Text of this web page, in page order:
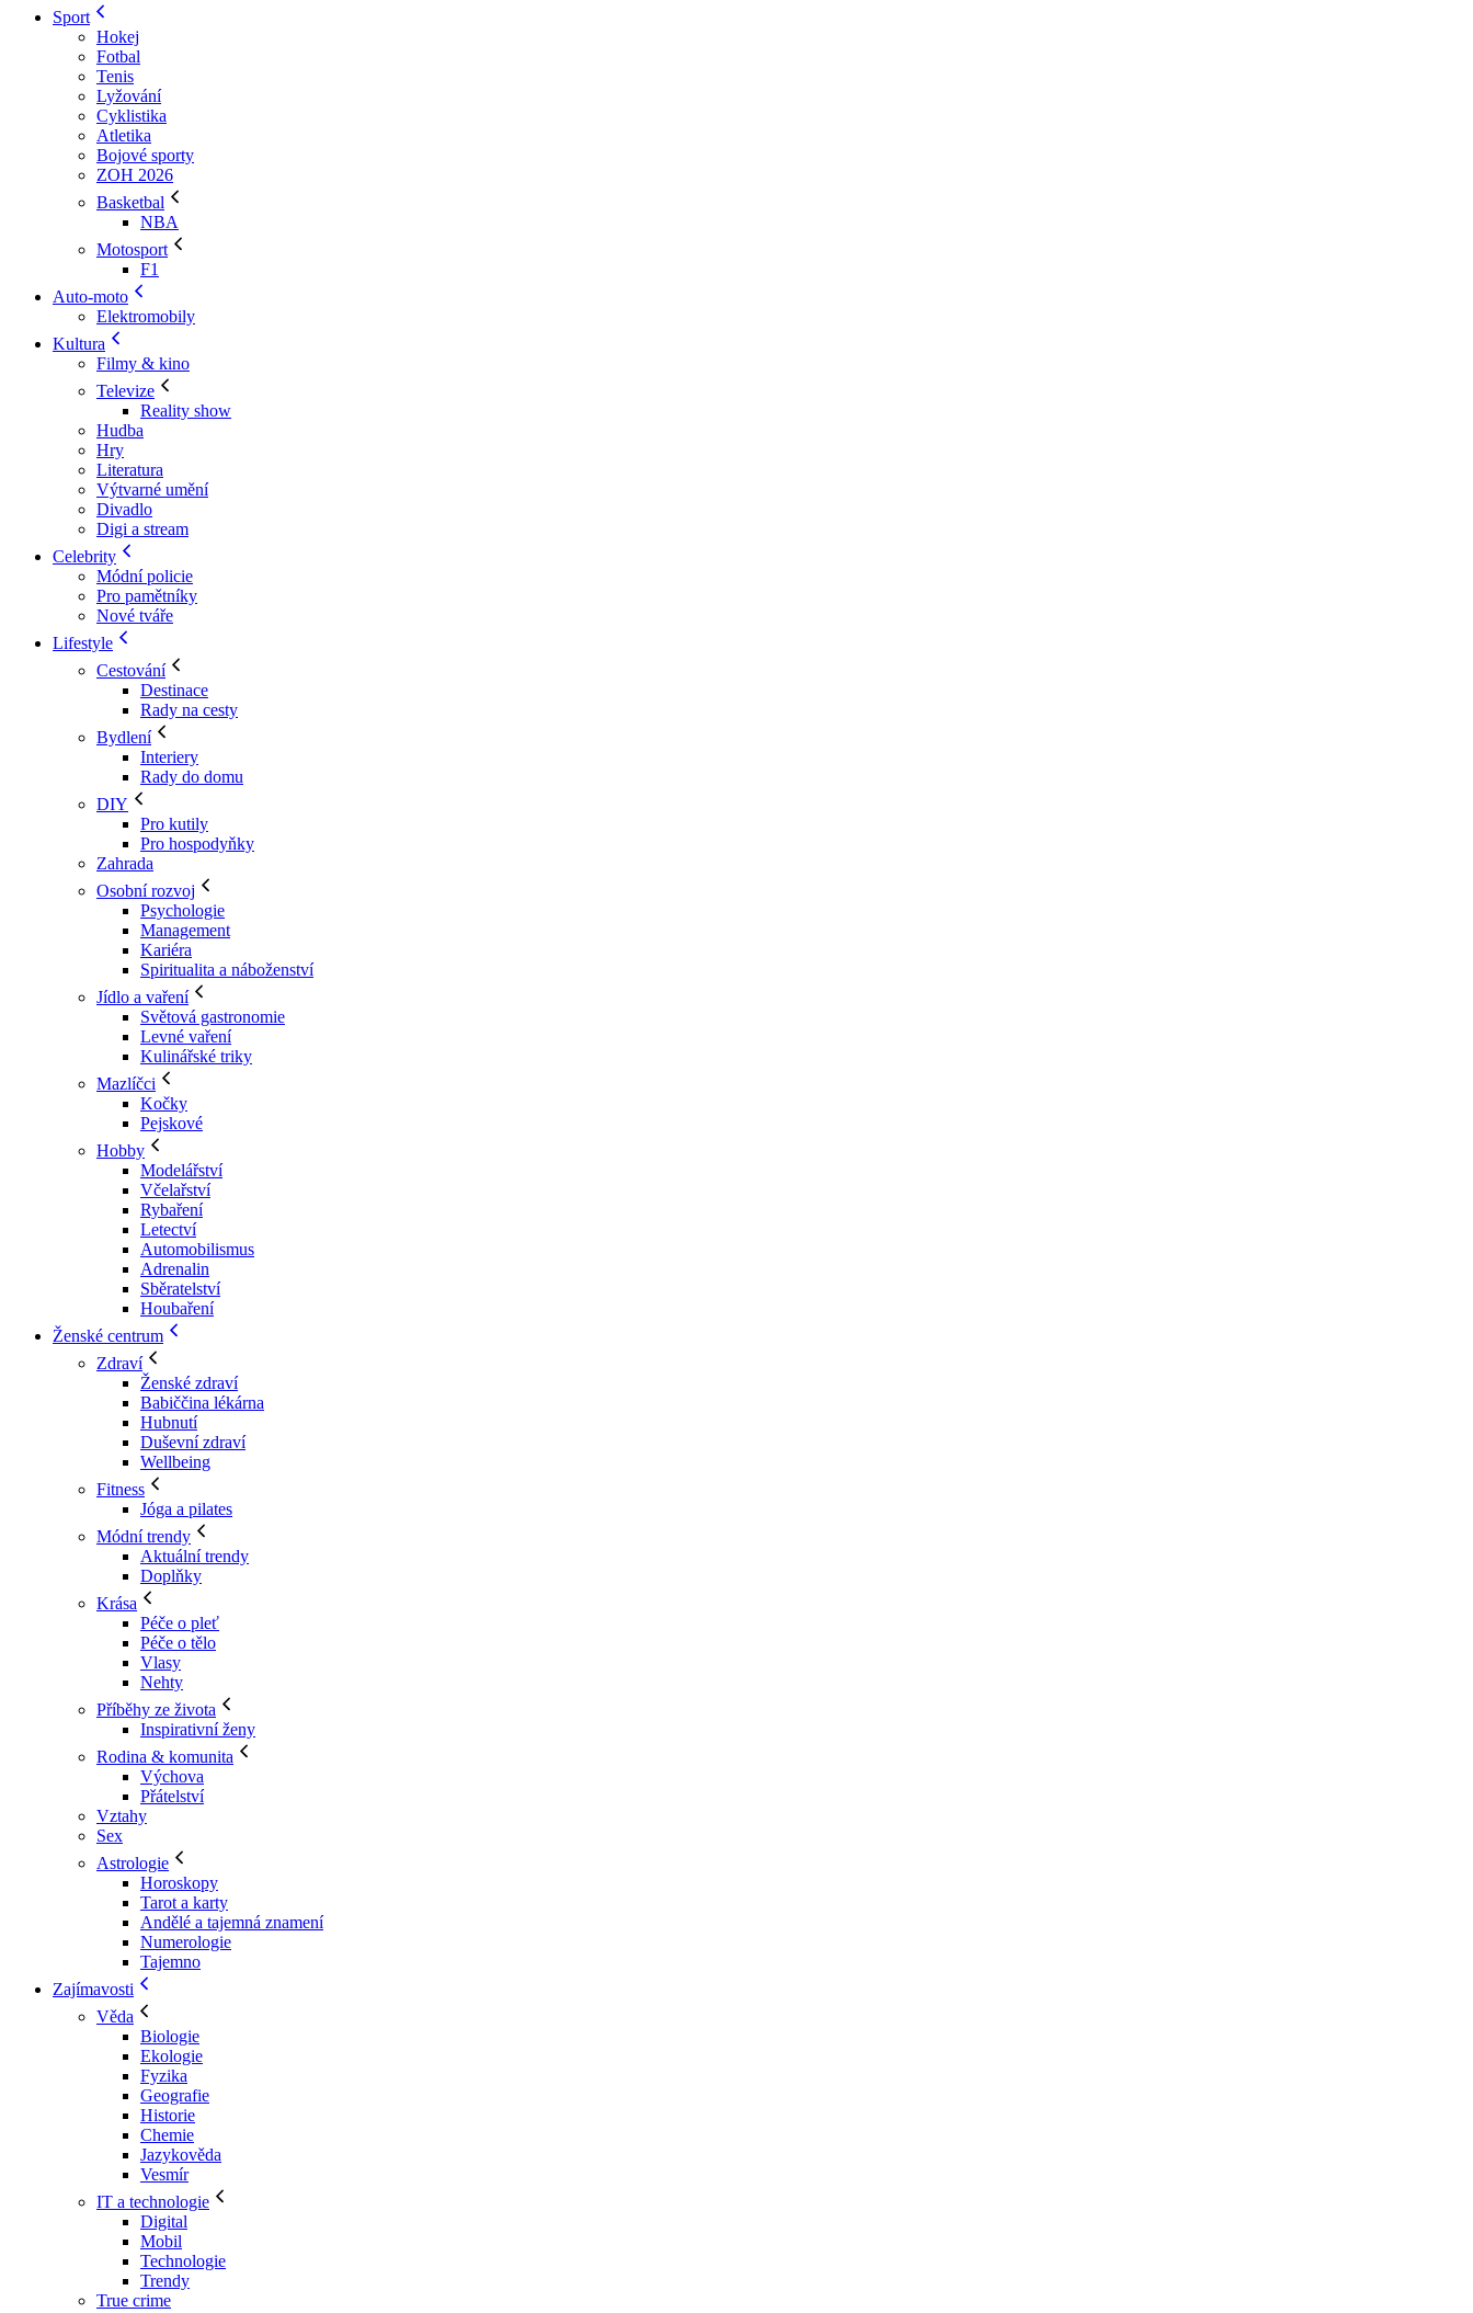
Sport
Hokej
Fotbal
Tenis
Lyžování
Cyklistika
Atletika
Bojové sporty
ZOH 2026
Basketbal
NBA
Motosport
F1
Auto-moto
Elektromobily
Kultura
Filmy & kino
Televize
Reality show
Hudba
Hry
Literatura
Výtvarné umění
Divadlo
Digi a stream
Celebrity
Módní policie
Pro pamětníky
Nové tváře
Lifestyle
Cestování
Destinace
Rady na cesty
Bydlení
Interiery
Rady do domu
DIY
Pro kutily
Pro hospodyňky
Zahrada
Osobní rozvoj
Psychologie
Management
Kariéra
Spiritualita a náboženství
Jídlo a vaření
Světová gastronomie
Levné vaření
Kulinářské triky
Mazlíčci
Kočky
Pejskové
Hobby
Modelářství
Včelařství
Rybaření
Letectví
Automobilismus
Adrenalin
Sběratelství
Houbaření
Ženské centrum
Zdraví
Ženské zdraví
Babiččina lékárna
Hubnutí
Duševní zdraví
Wellbeing
Fitness
Jóga a pilates
Módní trendy
Aktuální trendy
Doplňky
Krása
Péče o pleť
Péče o tělo
Vlasy
Nehty
Příběhy ze života
Inspirativní ženy
Rodina & komunita
Výchova
Přátelství
Vztahy
Sex
Astrologie
Horoskopy
Tarot a karty
Andělé a tajemná znamení
Numerologie
Tajemno
Zajímavosti
Věda
Biologie
Ekologie
Fyzika
Geografie
Historie
Chemie
Jazykověda
Vesmír
IT a technologie
Digital
Mobil
Technologie
Trendy
True crime